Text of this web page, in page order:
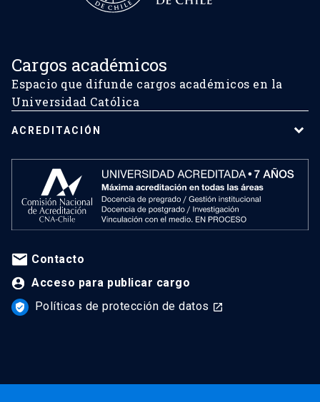
Cargos académicos
Espacio que difunde cargos académicos en la
Universidad Católica
ACREDITACIÓN
Contacto
Acceso para publicar cargo
verified_user Políticas de protección de datos launch